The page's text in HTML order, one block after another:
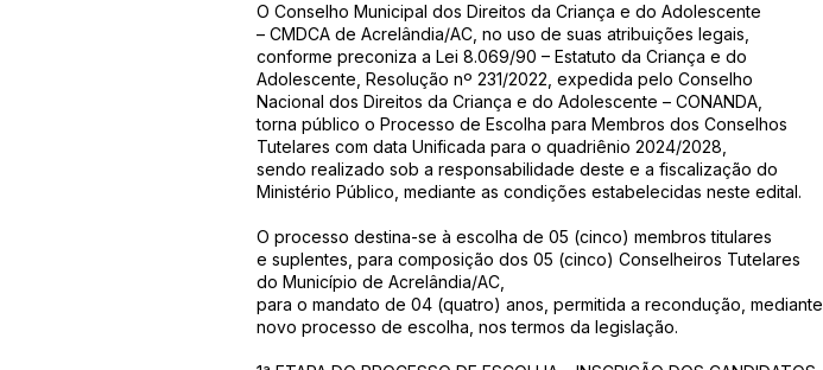
O Conselho Municipal dos Direitos da Criança e do Adolescente
– CMDCA de Acrelândia/AC, no uso de suas atribuições legais,
conforme preconiza a Lei 8.069/90 – Estatuto da Criança e do
Adolescente, Resolução nº 231/2022, expedida pelo Conselho
Nacional dos Direitos da Criança e do Adolescente – CONANDA,
torna público o Processo de Escolha para Membros dos Conselhos
Tutelares com data Unificada para o quadriênio 2024/2028,
sendo realizado sob a responsabilidade deste e a fiscalização do
Ministério Público, mediante as condições estabelecidas neste edital.
O processo destina-se à escolha de 05 (cinco) membros titulares
e suplentes, para composição dos 05 (cinco) Conselheiros Tutelares
do Município de Acrelândia/AC,
para o mandato de 04 (quatro) anos, permitida a recondução, mediante
novo processo de escolha, nos termos da legislação.